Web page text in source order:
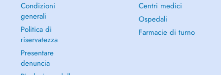
Condizioni
generali
Politica di
riservatezza
Presentare
denuncia
Centri medici
Ospedali
Farmacie di turno